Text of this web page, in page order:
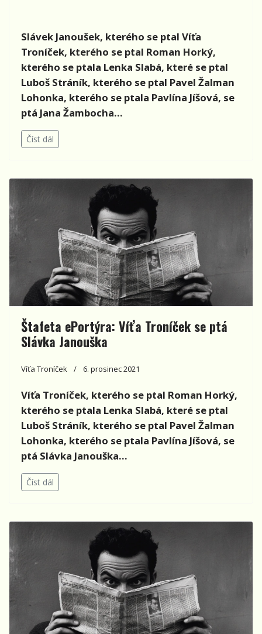
Slávek Janoušek, kterého se ptal Víťa
Troníček, kterého se ptal Roman Horký,
kterého se ptala Lenka Slabá, které se ptal
Luboš Stráník, kterého se ptal Pavel Žalman
Lohonka, kterého se ptala Pavlína Jíšová, se
ptá Jana Žambocha...
Číst dál
Štafeta ePortýra: Víťa Troníček se ptá
Slávka Janouška
Víťa Troníček 6. prosinec 2021
Víťa Troníček, kterého se ptal Roman Horký,
kterého se ptala Lenka Slabá, které se ptal
Luboš Stráník, kterého se ptal Pavel Žalman
Lohonka, kterého se ptala Pavlína Jíšová, se
ptá Slávka Janouška...
Číst dál